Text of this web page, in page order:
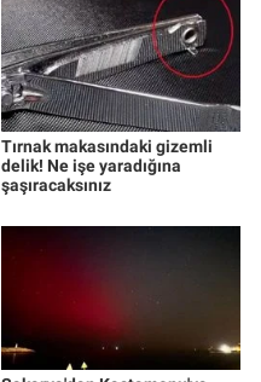
Tırnak makasındaki gizemli
delik! Ne işe yaradığına
şaşıracaksınız